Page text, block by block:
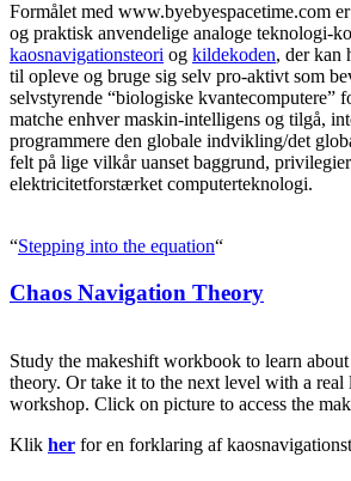
Formålet med www.byebyespacetime.com
og praktisk anvendelige analoge teknologi-
kaosnavigationsteori og kildekoden, der kan
til opleve og bruge sig selv pro-aktivt som
selvstyrende “biologiske kvantecomputere”
matche enhver maskin-intelligens og tilgå,
programmere den globale indvikling/det
felt på lige vilkår uanset baggrund,
elektricitetforstærket computerteknologi.
“Stepping into the equation“
Posted
Chaos Navigation Theory
Study the makeshift workbook to learn
theory. Or take it to the next level with a real
workshop. Click on picture to access the
Klik her for en forklaring af